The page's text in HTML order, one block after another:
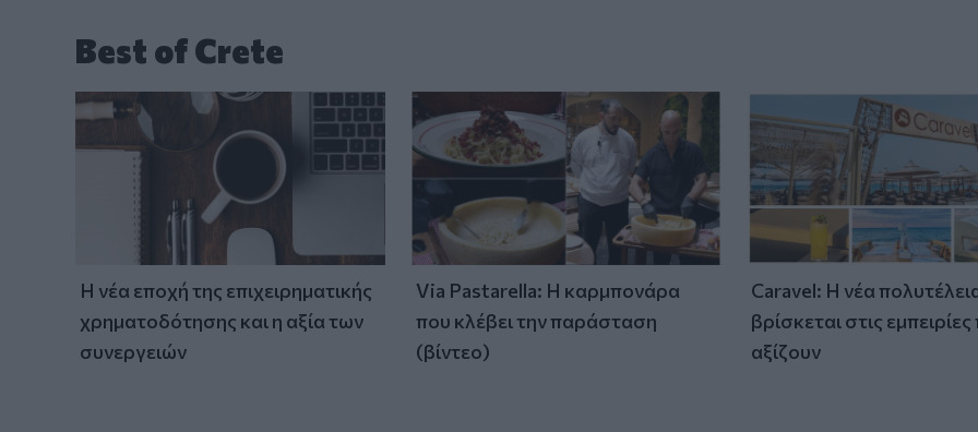
Best of Crete
Η νέα εποχή της επιχειρηματικής
χρηματοδότησης και η αξία των
συνεργειών
Via Pastarella: Η καρμπονάρα
που κλέβει την παράσταση
(βίντεο)
Caravel: Η νέα
βρίσκεται στις
αξίζουν